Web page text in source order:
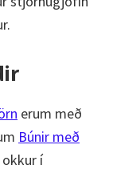
erum með
Búnir með
í